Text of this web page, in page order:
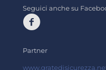
Seguici anche su
Partner